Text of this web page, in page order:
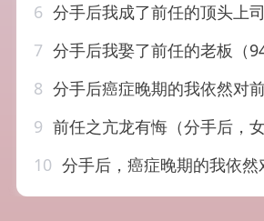
6 分手后我成了前任的顶头上司（75集
7 分手后我娶了前任的老板（94集）
8 分手后癌症晚期的我依然对前任念
9 前任之亢龙有悔（分手后，女友抱着大
10 分手后，癌症晚期的我依然对前任